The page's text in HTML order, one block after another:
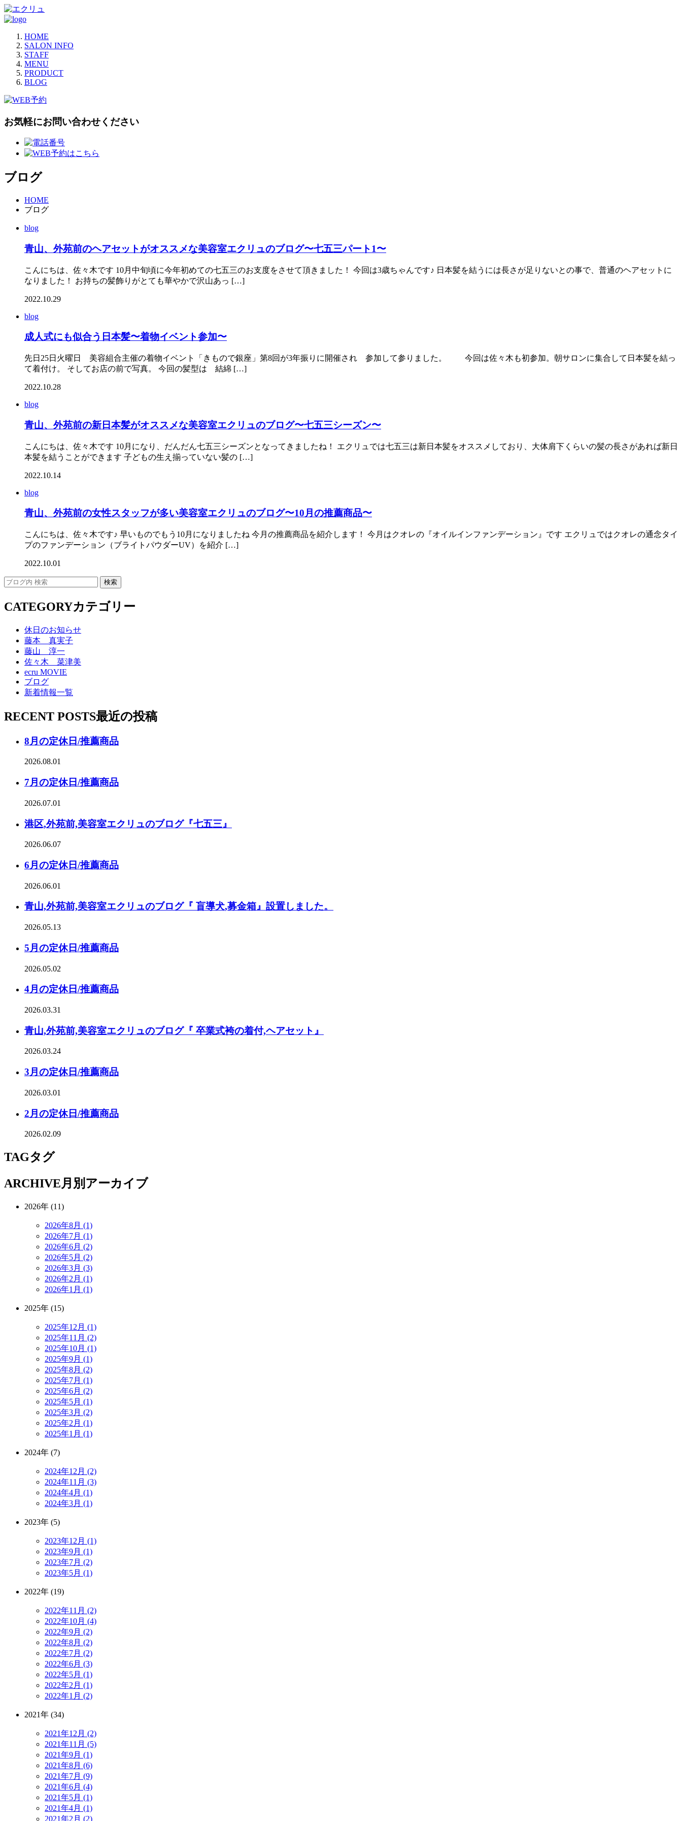
HOME
SALON INFO
STAFF
MENU
PRODUCT
BLOG
お気軽にお問い合わせください
ブログ
HOME
ブログ
blog
青山、外苑前のヘアセットがオススメな美容室エクリュのブログ〜七五三パート1〜
こんにちは、佐々木です 10月中旬頃に今年初めての七五三のお支度をさせて頂きました！ 今回は3歳ちゃんです♪ 日本髪を結うには長さが足りないとの事で、普通のヘアセットに
なりました！ お持ちの髪飾りがとても華やかで沢山あっ […]
2022.10.29
blog
成人式にも似合う日本髪〜着物イベント参加〜
先日25日火曜日 美容組合主催の着物イベント「きもので銀座」第8回が3年振りに開催され 参加して参りました。 今回は佐々木も初参加。朝サロンに集合して日本髪を結っ
て着付け。 そしてお店の前で写真。 今回の髪型は 結綿 […]
2022.10.28
blog
青山、外苑前の新日本髪がオススメな美容室エクリュのブログ〜七五三シーズン〜
こんにちは、佐々木です 10月になり、だんだん七五三シーズンとなってきましたね！ エクリュでは七五三は新日本髪をオススメしており、大体肩下くらいの髪の長さがあれば新日
本髪を結うことができます 子どもの生え揃っていない髪の […]
2022.10.14
blog
青山、外苑前の女性スタッフが多い美容室エクリュのブログ〜10月の推薦商品〜
こんにちは、佐々木です♪ 早いものでもう10月になりましたね 今月の推薦商品を紹介します！ 今月はクオレの『オイルインファンデーション』です エクリュではクオレの通念タイ
プのファンデーション（ブライトパウダーUV）を紹介 […]
2022.10.01
CATEGORYカテゴリー
休日のお知らせ
藤本 真実子
藤山 淳一
佐々木 菜津美
ecru MOVIE
ブログ
新着情報一覧
RECENT POSTS最近の投稿
8月の定休日/推薦商品
2026.08.01
7月の定休日/推薦商品
2026.07.01
港区,外苑前,美容室エクリュのブログ『七五三』
2026.06.07
6月の定休日/推薦商品
2026.06.01
青山,外苑前,美容室エクリュのブログ『 盲導犬,募金箱』設置しました。
2026.05.13
5月の定休日/推薦商品
2026.05.02
4月の定休日/推薦商品
2026.03.31
青山,外苑前,美容室エクリュのブログ『 卒業式袴の着付,ヘアセット』
2026.03.24
3月の定休日/推薦商品
2026.03.01
2月の定休日/推薦商品
2026.02.09
TAGタグ
ARCHIVE月別アーカイブ
2026年 (11)
2026年8月 (1)
2026年7月 (1)
2026年6月 (2)
2026年5月 (2)
2026年3月 (3)
2026年2月 (1)
2026年1月 (1)
2025年 (15)
2025年12月 (1)
2025年11月 (2)
2025年10月 (1)
2025年9月 (1)
2025年8月 (2)
2025年7月 (1)
2025年6月 (2)
2025年5月 (1)
2025年3月 (2)
2025年2月 (1)
2025年1月 (1)
2024年 (7)
2024年12月 (2)
2024年11月 (3)
2024年4月 (1)
2024年3月 (1)
2023年 (5)
2023年12月 (1)
2023年9月 (1)
2023年7月 (2)
2023年5月 (1)
2022年 (19)
2022年11月 (2)
2022年10月 (4)
2022年9月 (2)
2022年8月 (2)
2022年7月 (2)
2022年6月 (3)
2022年5月 (1)
2022年2月 (1)
2022年1月 (2)
2021年 (34)
2021年12月 (2)
2021年11月 (5)
2021年9月 (1)
2021年8月 (6)
2021年7月 (9)
2021年6月 (4)
2021年5月 (1)
2021年4月 (1)
2021年2月 (2)